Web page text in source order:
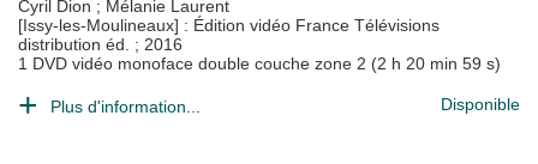
Cyril Dion ; Mélanie Laurent
[Issy-les-Moulineaux] : Édition vidéo France Télévisions
distribution éd. ; 2016
1 DVD vidéo monoface double couche zone 2 (2 h 20 min 59 s)
Plus d'information... Disponible